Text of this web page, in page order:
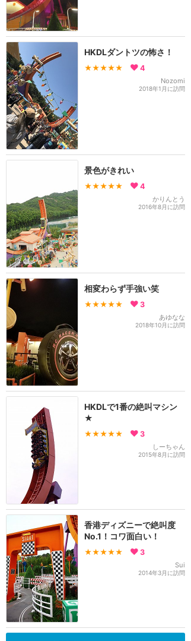
HKDLダントツの怖さ！
★★★★★ 4
Nozomi
2018年1月に訪問
景色がきれい
★★★★★ 4
かりんとう
2016年8月に訪問
相変わらず手強い笑
★★★★★ 3
あゆなな
2018年10月に訪問
HKDLで1番の絶叫マシン
★
★★★★★ 3
しーちゃん
2015年8月に訪問
香港ディズニーで絶叫度
No.1！コワ面白い！
★★★★★ 3
Sui
2014年3月に訪問